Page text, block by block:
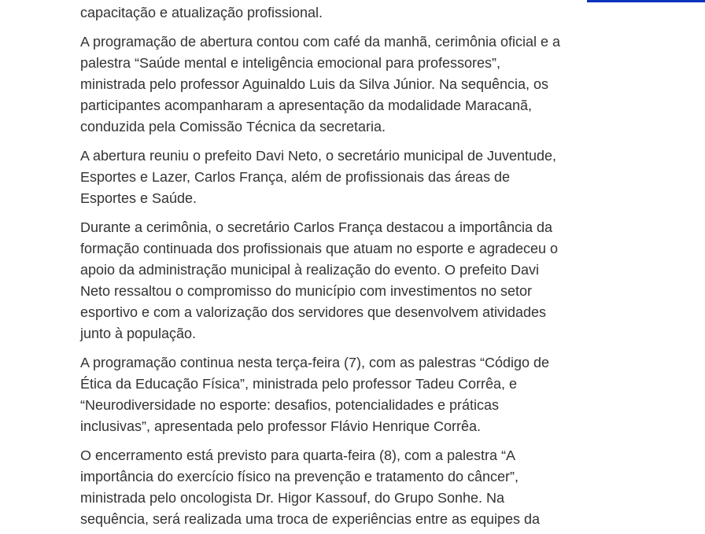
capacitação e atualização profissional.
A programação de abertura contou com café da manhã, cerimônia oficial e a
palestra “Saúde mental e inteligência emocional para professores”,
ministrada pelo professor Aguinaldo Luis da Silva Júnior. Na sequência, os
participantes acompanharam a apresentação da modalidade Maracanã,
conduzida pela Comissão Técnica da secretaria.
A abertura reuniu o prefeito Davi Neto, o secretário municipal de Juventude,
Esportes e Lazer, Carlos França, além de profissionais das áreas de
Esportes e Saúde.
Durante a cerimônia, o secretário Carlos França destacou a importância da
formação continuada dos profissionais que atuam no esporte e agradeceu o
apoio da administração municipal à realização do evento. O prefeito Davi
Neto ressaltou o compromisso do município com investimentos no setor
esportivo e com a valorização dos servidores que desenvolvem atividades
junto à população.
A programação continua nesta terça-feira (7), com as palestras “Código de
Ética da Educação Física”, ministrada pelo professor Tadeu Corrêa, e
“Neurodiversidade no esporte: desafios, potencialidades e práticas
inclusivas”, apresentada pelo professor Flávio Henrique Corrêa.
O encerramento está previsto para quarta-feira (8), com a palestra “A
importância do exercício físico na prevenção e tratamento do câncer”,
ministrada pelo oncologista Dr. Higor Kassouf, do Grupo Sonhe. Na
sequência, será realizada uma troca de experiências entre as equipes da